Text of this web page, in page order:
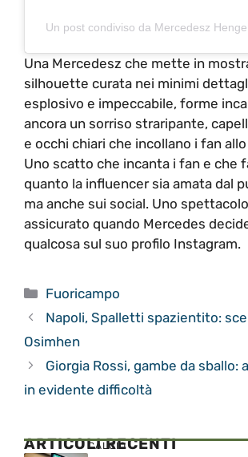
Un post condiviso da Mercedesz
Una Mercedesz che mette in
silhouette curata nei minimi
esplosivo e impeccabile, forme
ancora un sorriso straripante,
e occhi chiari che incollano i fan
Uno scatto che incanta i fan e che
quanto la influencer sia amata dal
ma anche sui social. Uno
assicurato quando Mercedes
qualcosa sul suo profilo Instagram.
Categorie
Fuoricampo
Napoli, Spalletti spazientito:
Osimhen
Giorgia Rossi, gambe da sballo:
in evidente difficoltà
ARTICOLI RECENTI
CALCIO